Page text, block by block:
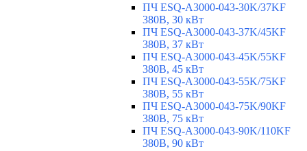
ПЧ ESQ-A3000-043-30K/37KF
380В, 30 кВт
ПЧ ESQ-A3000-043-37K/45KF
380В, 37 кВт
ПЧ ESQ-A3000-043-45K/55KF
380В, 45 кВт
ПЧ ESQ-A3000-043-55K/75KF
380В, 55 кВт
ПЧ ESQ-A3000-043-75K/90KF
380В, 75 кВт
ПЧ ESQ-A3000-043-90K/110KF
380В, 90 кВт